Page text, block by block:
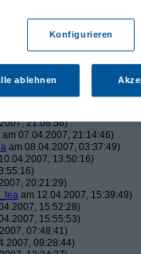
13:30:41)
23:41:47)
13:20:15)
13:23:14)
13:27:04)
21:08:56)
am 07.04.2007, 21:14:46)
am 08.04.2007, 03:37:49)
13:50:16)
20:21:29)
am 12.04.2007, 15:39:49)
15:52:28)
15:55:53)
07:48:41)
09:28:44)
Konfigurieren
ablehnen